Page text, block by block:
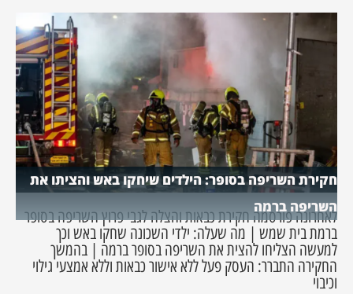
חקירת השריפה בסופר: הילדים שיחקו באש והציתו את
השריפה ברמה
לאחרונה פורסמה חקירת כבאות והצלה לגבי פרוץ השריפה בסופר
ברמת בית שמש | מה שעלה: ילדי השכונה שחקו באש וכך
למעשה הצליחו להצית את השריפה בסופר ברמה | בהמשך
החקירה התברר: העסק פעל ללא אישור כבאות וללא אמצעי גילוי
וכיבוי